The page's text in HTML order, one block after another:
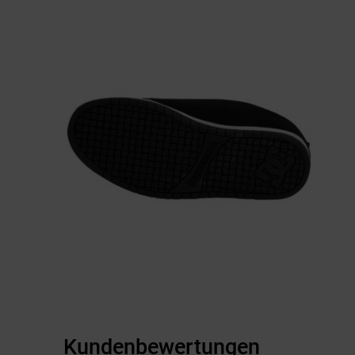
Kundenbewertungen